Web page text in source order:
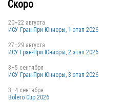
ITA
NOR
Скоро
20–22 августа
ИСУ Гран-При Юниоры, 1 этап 2026
27–29 августа
ИСУ Гран-При Юниоры, 2 этап 2026
3–5 сентября
ИСУ Гран-При Юниоры, 3 этап 2026
3–4 сентября
Bolero Cup 2026